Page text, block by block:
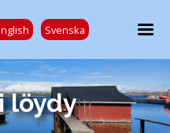
Svenska
löydy